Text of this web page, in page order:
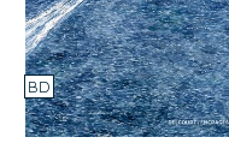
BD